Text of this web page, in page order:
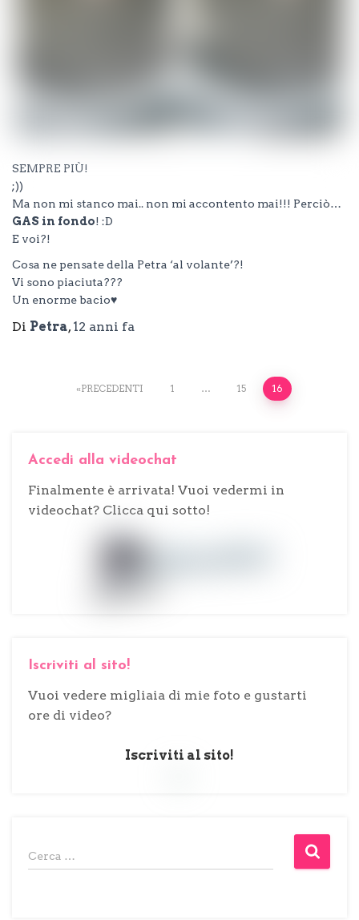
SEMPRE PIÙ!
;))
Ma non mi stanco mai.. non mi accontento mai!!! Perciò…
GAS in fondo! :D
E voi?!
Cosa ne pensate della Petra ‘al volante’?!
Vi sono piaciuta???
Un enorme bacio♥
Di Petra,12 anni fa
Paginazione
articoli
PRECEDENTI 1 … 15 16
Accedi alla videochat
Finalmente è arrivata! Vuoi vedermi in
videochat? Clicca qui sotto!
Iscriviti al sito!
Vuoi vedere migliaia di mie foto e gustarti
ore di video?
Iscriviti al sito!
R
i
Cerca …